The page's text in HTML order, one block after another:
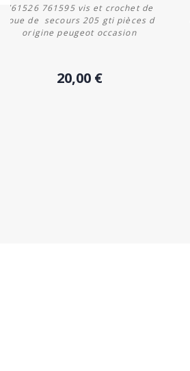
761526 761595 vis et crochet de
roue de secours 205 gti pièces d
origine peugeot occasion
20,00 €